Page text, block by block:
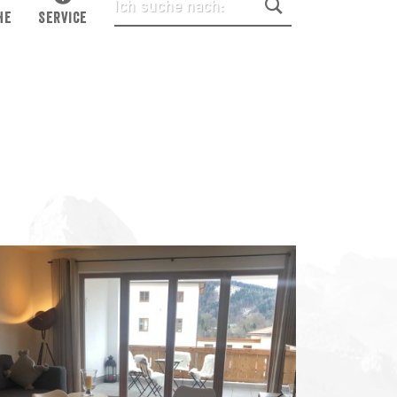
SERVICE